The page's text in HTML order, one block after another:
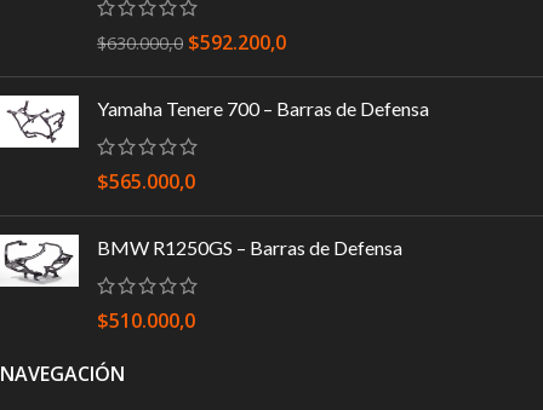
$630.000,0 $592.200,0
Yamaha Tenere 700 – Barras de Defensa
$565.000,0
BMW R1250GS – Barras de Defensa
$510.000,0
NAVEGACIÓN